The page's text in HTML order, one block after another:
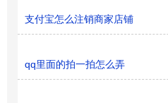
支付宝怎么注销商家店铺
qq里面的拍一拍怎么弄